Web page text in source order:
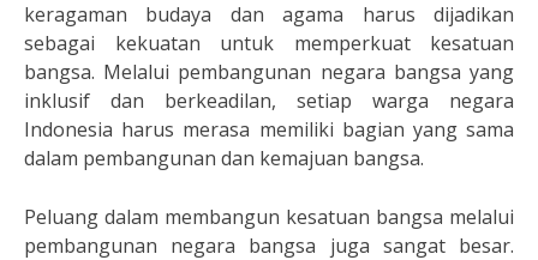
keragaman budaya dan agama harus dijadikan
sebagai kekuatan untuk memperkuat kesatuan
bangsa. Melalui pembangunan negara bangsa yang
inklusif dan berkeadilan, setiap warga negara
Indonesia harus merasa memiliki bagian yang sama
dalam pembangunan dan kemajuan bangsa.
Peluang dalam membangun kesatuan bangsa melalui
pembangunan negara bangsa juga sangat besar.